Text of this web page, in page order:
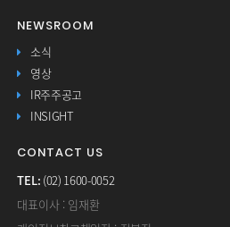
NEWSROOM
소식
영상
IR주주공고
INSIGHT
CONTACT US
TEL: (02) 1600-0052
대표이사 : 임재환